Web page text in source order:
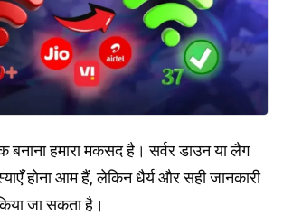
बनाना हमारा मकसद है। सर्वर डाउन या लैग
होना आम हैं, लेकिन धैर्य और सही जानकारी
जा सकता है।